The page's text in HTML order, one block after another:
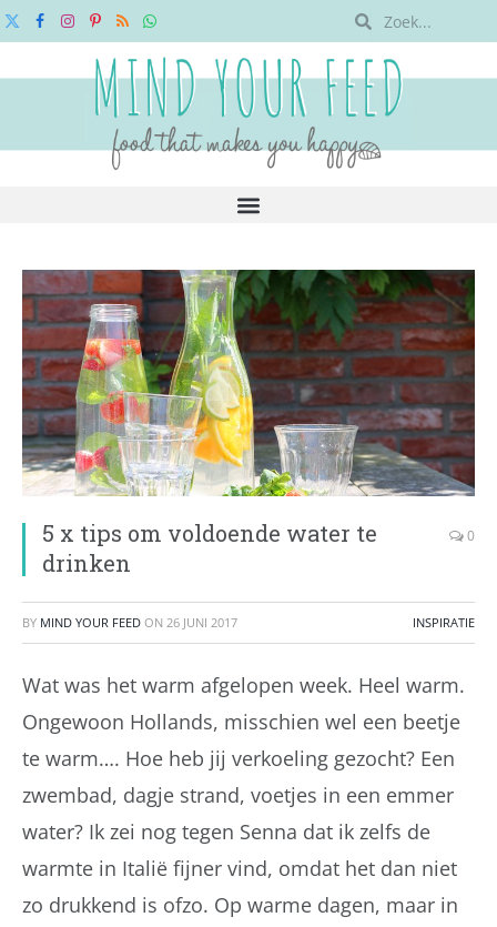
X
FacebookInstagram
Pinterest
RSSWhatsApp
5 x tips om voldoende water te
drinken
0
BY MIND YOUR FEED ON 26 JUNI 2017 INSPIRATIE
Wat was het warm afgelopen week. Heel warm.
Ongewoon Hollands, misschien wel een beetje
te warm…. Hoe heb jij verkoeling gezocht? Een
zwembad, dagje strand, voetjes in een emmer
water? Ik zei nog tegen Senna dat ik zelfs de
warmte in Italië fijner vind, omdat het dan niet
zo drukkend is ofzo. Op warme dagen, maar in